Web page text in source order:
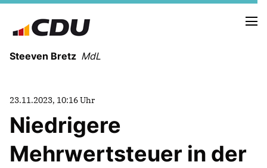
Steeven Bretz MdL
VITA
WAHLKREISBESUCHE
23.11.2023, 10:16 Uhr
Niedrigere
Mehrwertsteuer in der